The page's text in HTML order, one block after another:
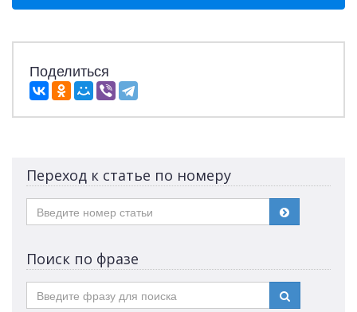
Поделиться
Переход к статье по номеру
Поиск по фразе